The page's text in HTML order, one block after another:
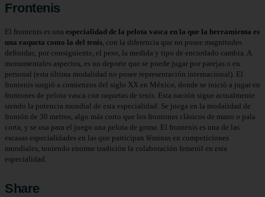
Frontenis
El frontenis es una especialidad de la pelota vasca en la que la herramienta es
una raqueta como la del tenis, con la diferencia que no posee magnitudes
definidas; por consiguiente, el peso, la medida y tipo de encordado cambia. A
monumentales aspectos, es un deporte que se puede jugar por parejas o en
personal (esta última modalidad no posee representación internacional). El
frontenis surgió a comienzos del siglo XX en México, donde se inició a jugar en
frontones de pelota vasca con raquetas de tenis. Esta nación sigue actualmente
siendo la potencia mundial de esta especialidad. Se juega en la modalidad de
frontón de 30 metros, algo más corto que los frontones clásicos de mano o pala
corta, y se usa para el juego una pelota de goma. El frontenis es una de las
escasas especialidades en las que participan féminas en competiciones
mundiales, teniendo enorme tradición la colaboración femenil en esta
especialidad.
Share